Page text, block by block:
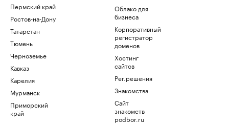
Пермский край
Ростов-на-Дону
Татарстан
Тюмень
Черноземье
Кавказ
Карелия
Мурманск
Приморский
край
Облако для
бизнеса
Корпоративный
регистратор
доменов
Хостинг
сайтов
Рег.решения
Знакомства
Сайт
знакомств
podbor.ru